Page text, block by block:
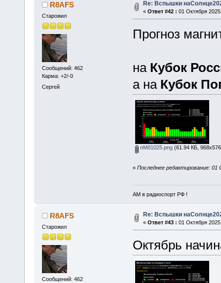
R8AFS
Старожил
Сообщений: 462
Карма: +2/-0
Сергей
Re: Вспышки
« Ответ #42 : 01 Октября
Прогноз
на Кубок
а на Кубок
пМб1025.png(61.94 КБ,
« Последнее редактирование:
АМ в радиоспорт РФ !
R8AFS
Старожил
Сообщений: 462
Re: Вспышки
« Ответ #43 : 01 Октября
Октябрь